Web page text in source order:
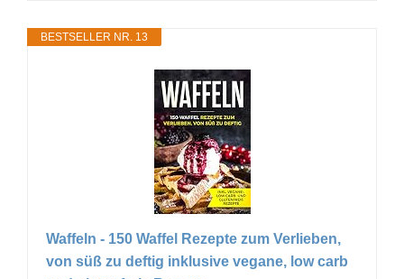
BESTSELLER NR. 13
Waffeln - 150 Waffel Rezepte zum Verlieben,
von süß zu deftig inklusive vegane, low carb